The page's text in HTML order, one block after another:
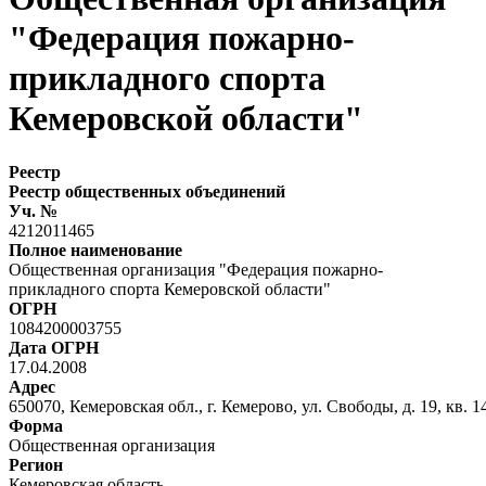
"Федерация пожарно-
прикладного спорта
Кемеровской области"
Реестр
Реестр общественных объединений
Уч. №
4212011465
Полное наименование
Общественная организация "Федерация пожарно-
прикладного спорта Кемеровской области"
ОГРН
1084200003755
Дата ОГРН
17.04.2008
Адрес
650070, Кемеровская обл., г. Кемерово, ул. Свободы, д. 19, кв.
Форма
Общественная организация
Регион